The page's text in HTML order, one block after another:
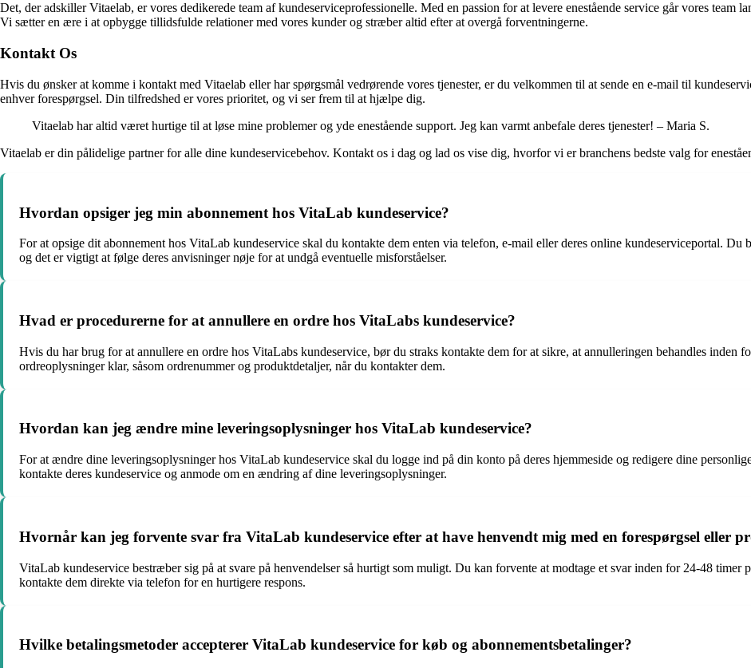
Det, der adskiller Vitaelab, er vores dedikerede team af kundeserviceprofessionelle. Med en passion for at levere enestående service går vores team
Vi sætter en ære i at opbygge tillidsfulde relationer med vores kunder og stræber altid efter at overgå forventningerne.
Kontakt Os
Hvis du ønsker at komme i kontakt med Vitaelab eller har spørgsmål vedrørende vores tjenester, er du velkommen til at sende en e-mail til
enhver forespørgsel. Din tilfredshed er vores prioritet, og vi ser frem til at hjælpe dig.
Vitaelab har altid været hurtige til at løse mine problemer og yde enestående support. Jeg kan varmt anbefale deres tjenester! – Maria S.
Vitaelab er din pålidelige partner for alle dine kundeservicebehov. Kontakt os i dag og lad os vise dig, hvorfor vi er branchens bedste valg for
Hvordan opsiger jeg min abonnement hos VitaLab kundeservice?
For at opsige dit abonnement hos VitaLab kundeservice skal du kontakte dem enten via telefon, e-mail eller deres online kundeserviceportal.
og det er vigtigt at følge deres anvisninger nøje for at undgå eventuelle misforståelser.
Hvad er procedurerne for at annullere en ordre hos VitaLabs kundeservice?
Hvis du har brug for at annullere en ordre hos VitaLabs kundeservice, bør du straks kontakte dem for at sikre, at annulleringen behandles inden
ordreoplysninger klar, såsom ordrenummer og produktdetaljer, når du kontakter dem.
Hvordan kan jeg ændre mine leveringsoplysninger hos VitaLab kundeservice?
For at ændre dine leveringsoplysninger hos VitaLab kundeservice skal du logge ind på din konto på deres hjemmeside og redigere dine
kontakte deres kundeservice og anmode om en ændring af dine leveringsoplysninger.
Hvornår kan jeg forvente svar fra VitaLab kundeservice efter at have henvendt mig med en forespørgsel eller
VitaLab kundeservice bestræber sig på at svare på henvendelser så hurtigt som muligt. Du kan forvente at modtage et svar inden for 24-48 timer
kontakte dem direkte via telefon for en hurtigere respons.
Hvilke betalingsmetoder accepterer VitaLab kundeservice for køb og abonnementsbetalinger?